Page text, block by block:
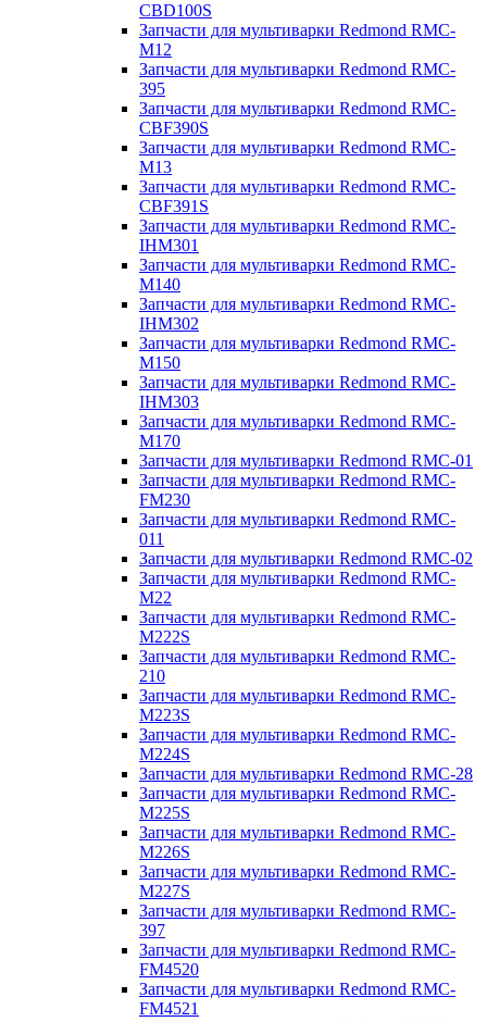
CBD100S
Запчасти для мультиварки Redmond RMC-
M12
Запчасти для мультиварки Redmond RMC-
395
Запчасти для мультиварки Redmond RMC-
CBF390S
Запчасти для мультиварки Redmond RMC-
M13
Запчасти для мультиварки Redmond RMC-
CBF391S
Запчасти для мультиварки Redmond RMC-
IHM301
Запчасти для мультиварки Redmond RMC-
M140
Запчасти для мультиварки Redmond RMC-
IHM302
Запчасти для мультиварки Redmond RMC-
M150
Запчасти для мультиварки Redmond RMC-
IHM303
Запчасти для мультиварки Redmond RMC-
M170
Запчасти для мультиварки Redmond RMC-01
Запчасти для мультиварки Redmond RMC-
FM230
Запчасти для мультиварки Redmond RMC-
011
Запчасти для мультиварки Redmond RMC-02
Запчасти для мультиварки Redmond RMC-
M22
Запчасти для мультиварки Redmond RMC-
M222S
Запчасти для мультиварки Redmond RMC-
210
Запчасти для мультиварки Redmond RMC-
M223S
Запчасти для мультиварки Redmond RMC-
M224S
Запчасти для мультиварки Redmond RMC-28
Запчасти для мультиварки Redmond RMC-
M225S
Запчасти для мультиварки Redmond RMC-
M226S
Запчасти для мультиварки Redmond RMC-
M227S
Запчасти для мультиварки Redmond RMC-
397
Запчасти для мультиварки Redmond RMC-
FM4520
Запчасти для мультиварки Redmond RMC-
FM4521